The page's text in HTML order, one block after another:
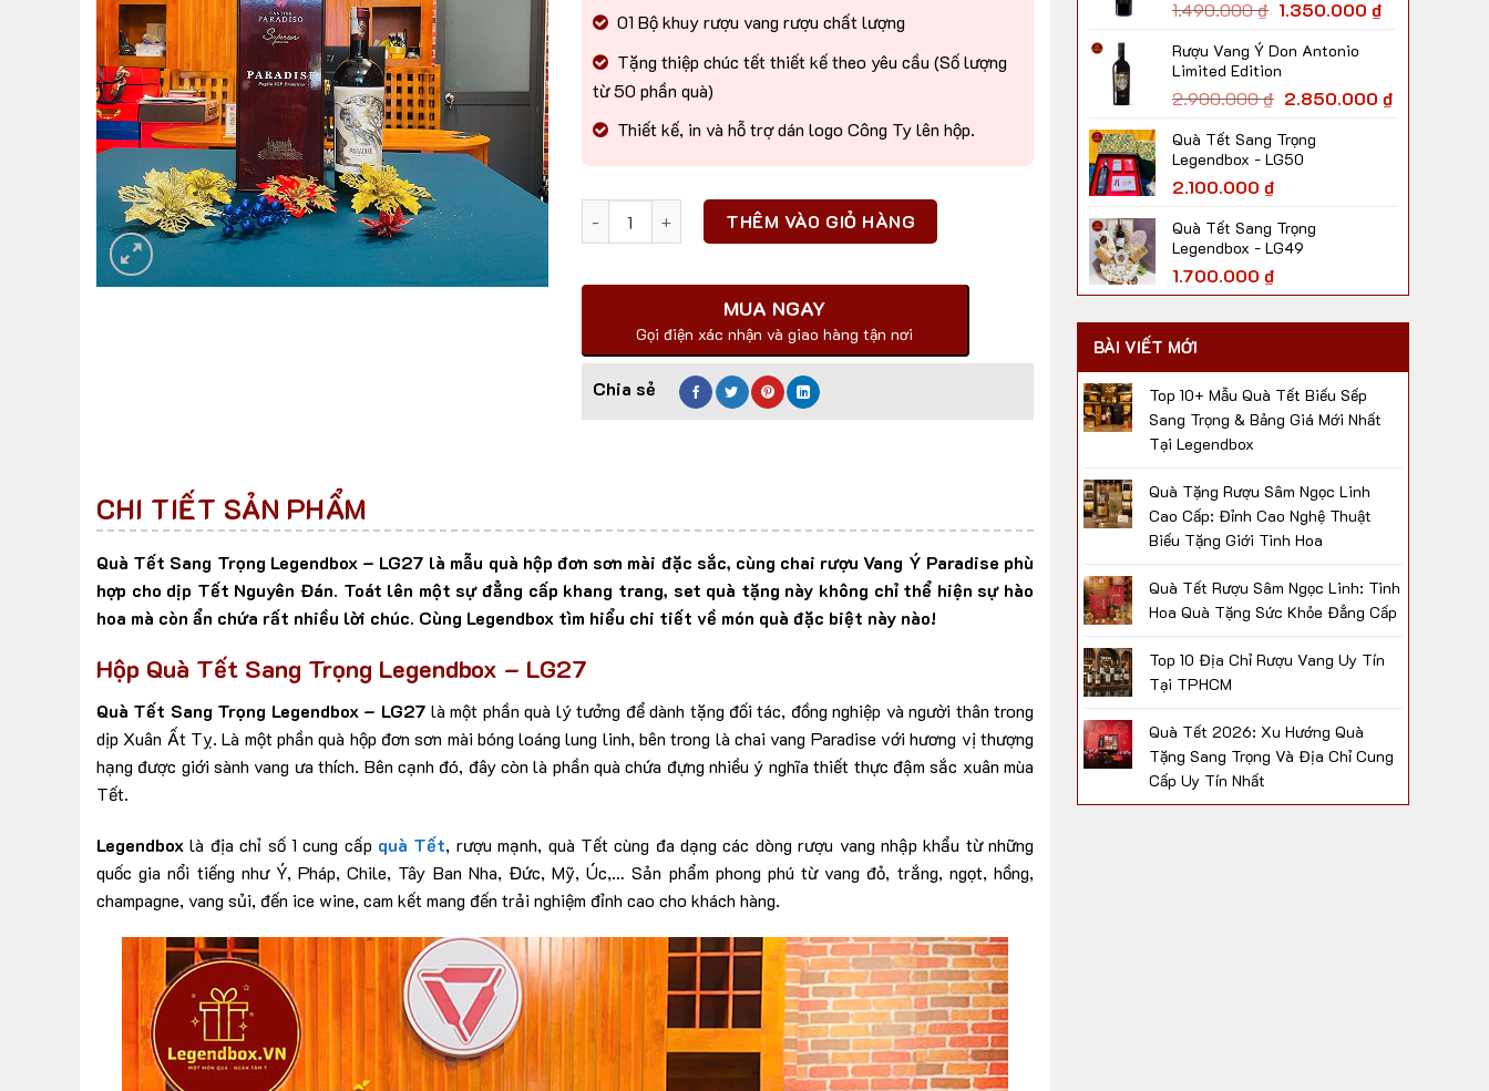
1.490.000₫ 1.350.000 ₫
Rượu Vang Ý Don Antonio
Limited Edition
2.900.000₫ 2.850.000 ₫
Quà Tết Sang Trọng
Legendbox - LG50
2.100.000 ₫
Quà Tết Sang Trọng
Legendbox - LG49
1.700.000 ₫
BÀI VIẾT MỚI
Top 10+ Mẫu Quà Tết Biếu Sếp
Sang Trọng & Bảng Giá Mới Nhất
Tại Legendbox
Quà Tặng Rượu Sâm Ngọc Linh
Cao Cấp: Đỉnh Cao Nghệ Thuật
Biếu Tặng Giới Tinh Hoa
Quà Tết Rượu Sâm Ngọc Linh: Tinh
Hoa Quà Tặng Sức Khỏe Đẳng Cấp
Top 10 Địa Chỉ Rượu Vang Uy Tín
Tại TPHCM
Quà Tết 2026: Xu Hướng Quà
Tặng Sang Trọng Và Địa Chỉ Cung
Cấp Uy Tín Nhất
01 Bộ khuy rượu vang rượu chất lượng
Tặng thiệp chúc tếtthiết kế theo yêu cầu (Số lượng
từ 50 phần quà)
Thiết kế, in và hỗ trợ dán logo Công Ty lên hộp.
Số lượng THÊM VÀO GIỎ HÀNG
MUA NGAY
Gọi điện xác nhận và giao hàng tận nơi
CHI TIẾT SẢN PHẨM
Quà Tết Sang Trọng Legendbox – LG27 là mẫu quà hộp đơn sơn mài đặc sắc, cùng chai rượu Vang Ý Paradise phù
hợp cho dịp Tết Nguyên Đán. Toát lên một sự đẳng cấp khang trang, set quà tặng này không chỉ thể hiện sự hào
hoa mà còn ẩn chứa rất nhiều lời chúc. Cùng Legendbox tìm hiểu chi tiết về món quà đặc biệt này nào!
Hộp Quà Tết Sang Trọng Legendbox – LG27
Quà Tết Sang Trọng Legendbox – LG27 là một phần quà lý tưởng để dành tặng đối tác, đồng nghiệp và người thân trong
dịp Xuân Ất Tỵ. Là một phần quà hộp đơn sơn mài bóng loáng lung linh, bên trong là chai vang Paradise với hương vị thượng
hạng được giới sành vang ưa thích. Bên cạnh đó, đây còn là phần quà chứa đựng nhiều ý nghĩa thiết thực đậm sắc xuân mùa
Tết.
Legendbox là địa chỉ số 1 cung cấp quà Tết, rượu mạnh, quà Tết cùng đa dạng các dòng rượu vang nhập khẩu từ những
quốc gia nổi tiếng như Ý, Pháp, Chile, Tây Ban Nha, Đức, Mỹ, Úc,… Sản phẩm phong phú từ vang đỏ, trắng, ngọt, hồng,
champagne, vang sủi, đến ice wine, cam kết mang đến trải nghiệm đỉnh cao cho khách hàng.